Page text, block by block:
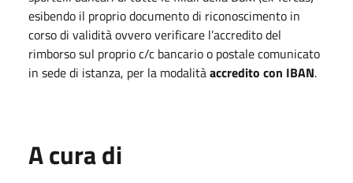
esibendo il proprio documento di riconoscimento in
corso di validità ovvero verificare l’accredito del
rimborso sul proprio c/c bancario o postale comunicato
in sede di istanza, per la modalitàaccredito con IBAN.
A cura di